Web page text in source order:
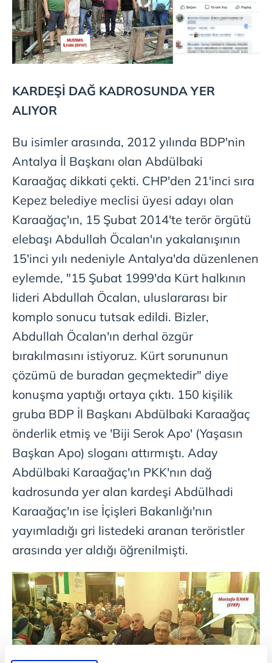
KARDEŞİ DAĞ KADROSUNDA YER
ALIYOR
Bu isimler arasında, 2012 yılında BDP'nin
Antalya İl Başkanı olan Abdülbaki
Karaağaç dikkati çekti. CHP'den 21'inci sıra
Kepez belediye meclisi üyesi adayı olan
Karaağaç'ın, 15 Şubat 2014'te terör örgütü
elebaşı Abdullah Öcalan'ın yakalanışının
15'inci yılı nedeniyle Antalya'da düzenlenen
eylemde, "15 Şubat 1999'da Kürt halkının
lideri Abdullah Öcalan, uluslararası bir
komplo sonucu tutsak edildi. Bizler,
Abdullah Öcalan'ın derhal özgür
bırakılmasını istiyoruz. Kürt sorununun
çözümü de buradan geçmektedir" diye
konuşma yaptığı ortaya çıktı. 150 kişilik
gruba BDP İl Başkanı Abdülbaki Karaağaç
önderlik etmiş ve 'Biji Serok Apo' (Yaşasın
Başkan Apo) sloganı attırmıştı. Aday
Abdülbaki Karaağaç'ın PKK'nın dağ
kadrosunda yer alan kardeşi Abdülhadi
Karaağaç'ın ise İçişleri Bakanlığı'nın
yayımladığı gri listedeki aranan teröristler
arasında yer aldığı öğrenilmişti.